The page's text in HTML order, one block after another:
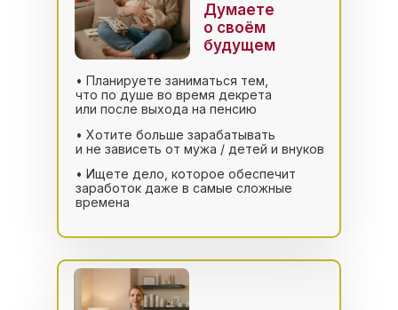
Думаете
о своём
будущем
• Ищете дело, которое обеспечит
заработок даже в самые сложные
времена
• Хотите больше зарабатывать
и не зависеть от мужа / детей и внуков
• Планируете заниматься тем,
что по душе во время декрета
или после выхода на пенсию